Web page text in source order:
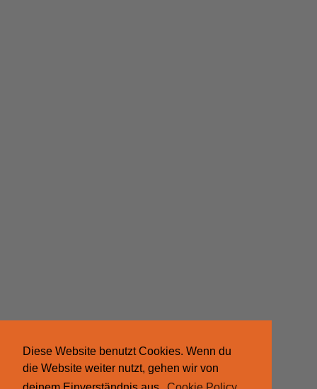
Diese Website benutzt Cookies. Wenn du
die Website weiter nutzt, gehen wir von